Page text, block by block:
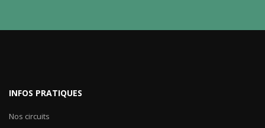
INFOS PRATIQUES
Nos circuits